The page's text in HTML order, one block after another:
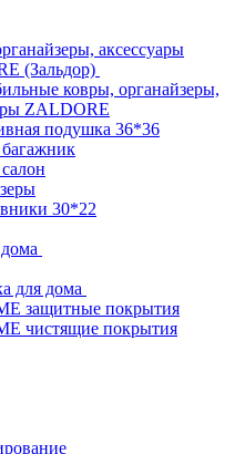
аксессуары
(Зальдор)
ковры, органайзеры,
ZALDORE
подушка 36*36
30*22
для дома
защитные покрытия
чистящие покрытия